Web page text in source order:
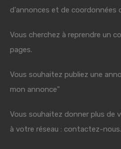
d'annonces et de coordonnées
Vous cherchez à reprendre un
pages.
Vous souhaitez publiez une
mon annonce"
Vous souhaitez donner plus de
à votre réseau : contactez-nous.